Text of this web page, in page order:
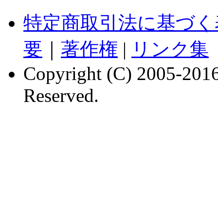
特定商取引法に基づ
要
著作権 | リンク集
Copyright (C) 2005-
Reserved.